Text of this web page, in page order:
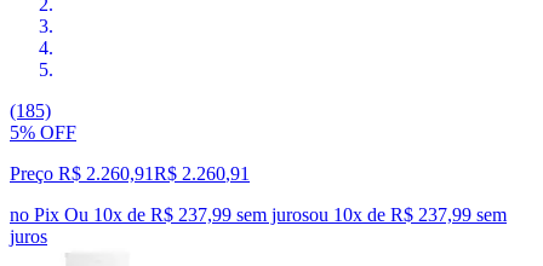
(185)
5% OFF
Preço R$ 2.260,91R$ 2.260,91
no Pix Ou 10x de R$ 237,99 sem jurosou 10x de R$ 237,99 sem
juros